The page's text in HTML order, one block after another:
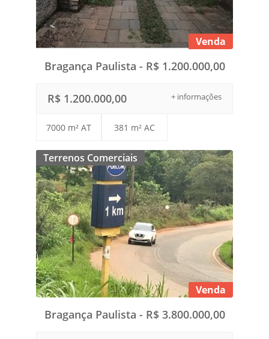
Venda
Bragança Paulista - R$ 1.200.000,00
+ informações
R$ 1.200.000,00
7000 m² AT 381 m² AC
Terrenos Comerciais
Venda
Bragança Paulista - R$ 3.800.000,00